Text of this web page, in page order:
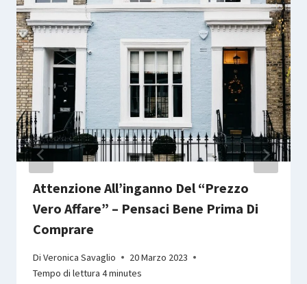
Attenzione All’inganno Del “prezzo
Vero Affare” – Pensaci Bene Prima Di
Comprare
Di Veronica Savaglio
20 Marzo 2023
Tempo di lettura 4minutes